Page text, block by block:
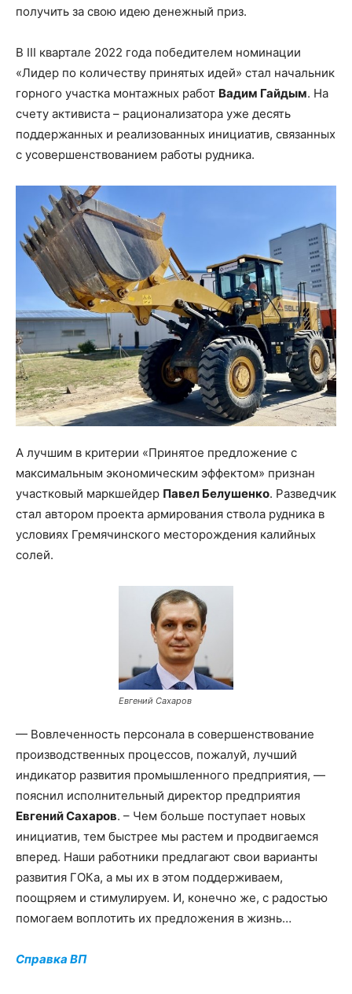
получить за свою идею денежный приз.
В III квартале 2022 года победителем номинации
«Лидер по количеству принятых идей» стал начальник
горного участка монтажных работ Вадим Гайдым. На
счету активиста – рационализатора уже десять
поддержанных и реализованных инициатив, связанных
с усовершенствованием работы рудника.
А лучшим в критерии «Принятое предложение с
максимальным экономическим эффектом» признан
участковый маркшейдер Павел Белушенко. Разведчик
стал автором проекта армирования ствола рудника в
условиях Гремячинского месторождения калийных
солей.
Евгений Сахаров
— Вовлеченность персонала в совершенствование
производственных процессов, пожалуй, лучший
индикатор развития промышленного предприятия, —
пояснил исполнительный директор предприятия
Евгений Сахаров. – Чем больше поступает новых
инициатив, тем быстрее мы растем и продвигаемся
вперед. Наши работники предлагают свои варианты
развития ГОКа, а мы их в этом поддерживаем,
поощряем и стимулируем. И, конечно же, с радостью
помогаем воплотить их предложения в жизнь…
Справка ВП